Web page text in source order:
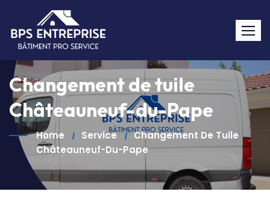
Changement de tuile
Châteauneuf-du-Pape
Home Service
Changement De Tuile
Châteauneuf-Du-Pape